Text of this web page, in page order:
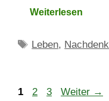
Weiterlesen
Schlagwörter
Leben,
Seite
1 Seite
2 Seite
3 Weiter →